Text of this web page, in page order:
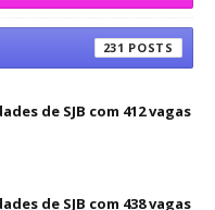
231
de SJB com 412 vagas
de SJB com 438 vagas